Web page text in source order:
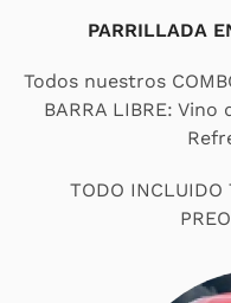
PARRILLADA
Todos nuestros
BARRA LIBRE: Vino
TODO INCLUIDO